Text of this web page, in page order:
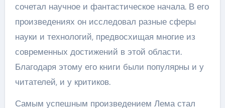
сочетал научное и фантастическое начала. В его
произведениях он исследовал разные сферы
науки и технологий, предвосхищая многие из
современных достижений в этой области.
Благодаря этому его книги были популярны и у
читателей, и у критиков.
Самым успешным произведением Лема стал